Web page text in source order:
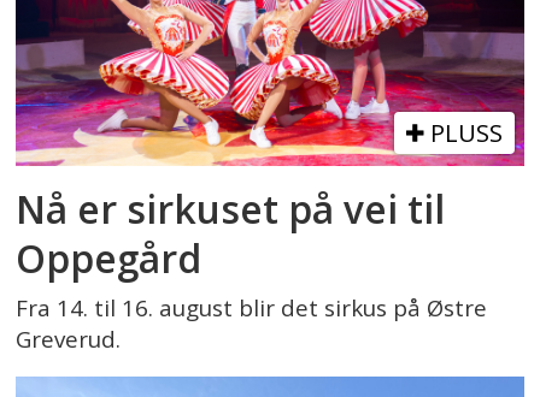
PLUSS
Nå er sirkuset på vei til
Oppegård
Fra 14. til 16. august blir det sirkus på Østre
Greverud.